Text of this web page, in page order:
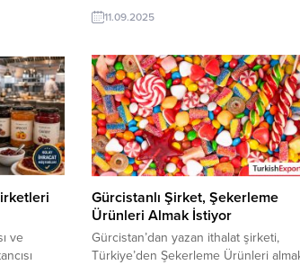
pazarı
üyeleri ile
şirketleri
Türk şirketler için Azerbaycan’dan
bu talep yeni bir ihracat pazarı olabilir
VIP üyeleri cevap verebilir. ➤ Talebin
detaylarına buradan ulaşabilirsiniz
Kağıt Çeşitleri İthalat TalepleriTüm
Kırtasiye Ürünleri İthalat...
11.09.2025
ve
Gürcistanlı Şirket, Şekerleme
Ürünleri Almak İstiyor
Gürcistan’dan yazan ithalat şirketi,
Türkiye’den Şekerleme Ürünleri